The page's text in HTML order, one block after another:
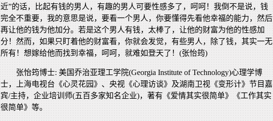
近”的话，比起有钱的男人，有趣的男人可要性感多了，呵呵！我倒不是说，钱
完全不重要，我的意思是说，要看一个男人，你要懂得先看他幸福的能力，然后
再让他的钱为他加分。若是这个男人有钱，太棒了，让他的财富为他的性感加
分！然而，如果只盯着他的财富看，你就会发觉，有些男人，除了钱，其实一无
所有！想嫁给他而找到幸福，呵呵，就难如登天了！(张怡筠)
张怡筠博士: 美国乔治亚理工学院(Georgia Institute of Technology)心理学博
士，上海电视台《心灵花园》、央视《心理访谈》及湖南卫视《变形计》节目嘉
宾/主持，企业培训师(五百多家知名企业)，著有《爱情其实很简单》《工作其实
很简单》等。